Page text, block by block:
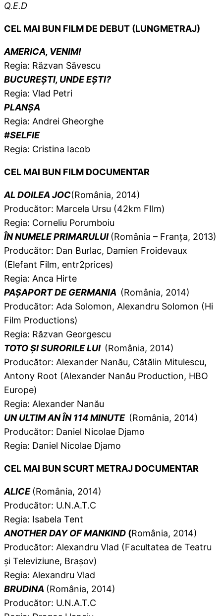
Q.E.D
CEL MAI BUN FILM DE DEBUT (LUNGMETRAJ)
AMERICA, VENIM!
Regia: Răzvan Săvescu
BUCUREȘTI, UNDE EȘTI?
Regia: Vlad Petri
PLANȘA
Regia: Andrei Gheorghe
#SELFIE
Regia: Cristina Iacob
CEL MAI BUN FILM DOCUMENTAR
AL DOILEA JOC(România, 2014)
Producător: Marcela Ursu (42km FIlm)
Regia: Corneliu Porumboiu
ÎN NUMELE PRIMARULUI (România – Franța, 2013)
Producător: Dan Burlac, Damien Froidevaux
(Elefant Film, entr2prices)
Regia: Anca Hirte
PAȘAPORT DE GERMANIA (România, 2014)
Producător: Ada Solomon, Alexandru Solomon (Hi
Film Productions)
Regia: Răzvan Georgescu
TOTO ȘI SURORILE LUI (România, 2014)
Producător: Alexander Nanău, Cătălin Mitulescu,
Antony Root (Alexander Nanău Production, HBO
Europe)
Regia: Alexander Nanău
UN ULTIM AN ÎN 114 MINUTE (România, 2014)
Producător: Daniel Nicolae Djamo
Regia: Daniel Nicolae Djamo
CEL MAI BUN SCURT METRAJ DOCUMENTAR
ALICE (România, 2014)
Producător: U.N.A.T.C
Regia: Isabela Tent
ANOTHER DAY OF MANKIND (România, 2014)
Producător: Alexandru Vlad (Facultatea de Teatru
și Televiziune, Brașov)
Regia: Alexandru Vlad
BRUDINA (România, 2014)
Producător: U.N.A.T.C